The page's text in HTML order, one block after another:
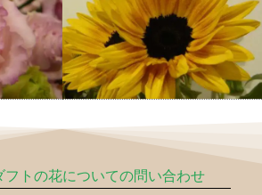
フトの花についての問い合わせ